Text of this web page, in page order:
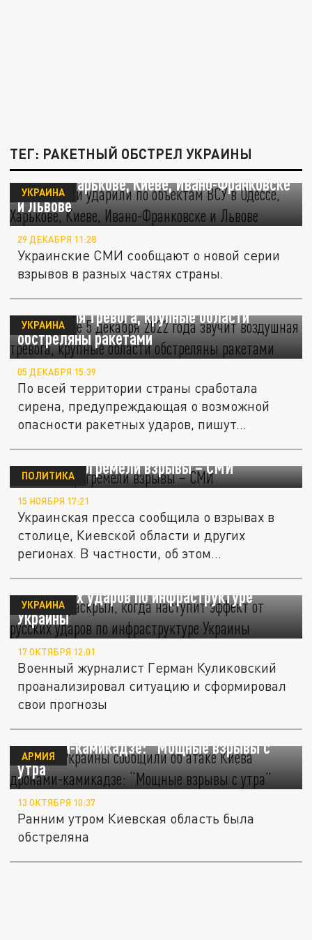
ТЕГ: РАКЕТНЫЙ ОБСТРЕЛ УКРАИНЫ
ВКС России ударили по объектам ВСУ в
Одессе, Харькове, Киеве, Ивано-Франковске
и Львове
УКРАИНА
29 ДЕКАБРЯ 11:28
Украинские СМИ сообщают о новой серии
взрывов в разных частях страны.
На Украине 5 декабря 2022 года звучит
воздушная тревога, крупные области
обстреляны ракетами
УКРАИНА
05 ДЕКАБРЯ 15:39
По всей территории страны сработала
сирена, предупреждающая о возможной
опасности ракетных ударов, пишут...
В Киеве прогремели взрывы – СМИ
ПОЛИТИКА
15 НОЯБРЯ 17:21
Украинская пресса сообщила о взрывах в
столице, Киевской области и других
регионах. В частности, об этом...
Эксперт раскрыл, когда наступит эффект
от русских ударов по инфраструктуре
Украины
УКРАИНА
17 ОКТЯБРЯ 12:01
Военный журналист Герман Куликовский
проанализировал ситуацию и сформировал
свои прогнозы
Власти Украины сообщили об атаке Киева
дронами-камикадзе: “Мощные взрывы с
утра”
АРМИЯ
13 ОКТЯБРЯ 10:37
Ранним утром Киевская область была
обстреляна